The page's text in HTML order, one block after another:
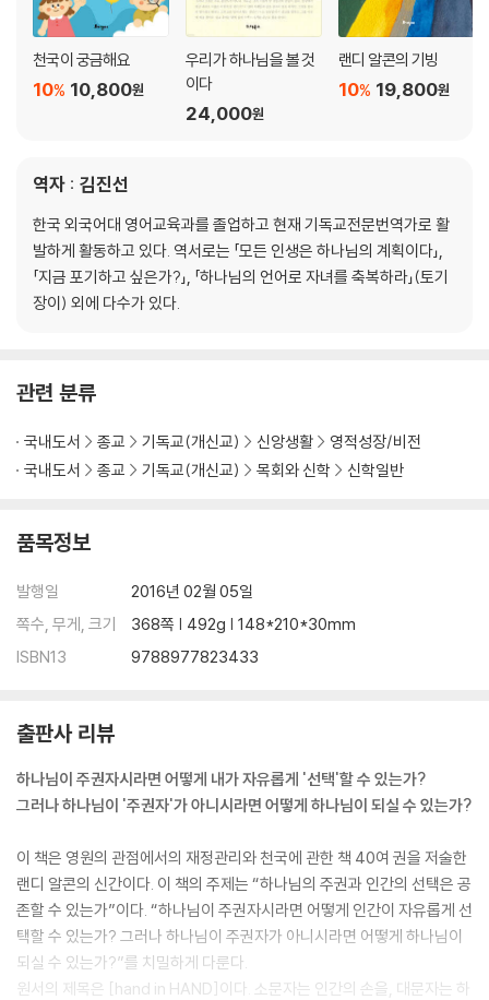
천국이 궁금해요
10,800원
10%
우리가 하나님을 볼 것
이다
24,000원
랜디 알콘의 기빙
19,800원
10%
역자 : 김진선
한국 외국어대 영어교육과를 졸업하고 현재 기독교전문번역가로 활
발하게 활동하고 있다. 역서로는 「모든 인생은 하나님의 계획이다」,
「지금 포기하고 싶은가?」, 「하나님의 언어로 자녀를 축복하라」(토기
장이) 외에 다수가 있다.
관련 분류
국내도서 종교 기독교(개신교) 신앙생활
영적성장/비전
국내도서
종교 기독교(개신교) 목회와 신학 신학일반
품목정보
발행일
2016년 02월 05일
쪽수, 무게, 크기
368쪽 | 492g | 148*210*30mm
ISBN13
9788977823433
출판사 리뷰
하나님이 주권자시라면 어떻게 내가 자유롭게 '선택'할 수 있는가?
그러나 하나님이 '주권자'가 아니시라면 어떻게 하나님이 되실 수 있는가?
이 책은 영원의 관점에서의 재정관리와 천국에 관한 책 40여 권을 저술한
랜디 알콘의 신간이다. 이 책의 주제는 “하나님의 주권과 인간의 선택은 공
존할 수 있는가”이다. “하나님이 주권자시라면 어떻게 인간이 자유롭게 선
택할 수 있는가? 그러나 하나님이 주권자가 아니시라면 어떻게 하나님이
되실 수 있는가?”를 치밀하게 다룬다.
원서의 제목은 [hand in HAND]이다. 소문자는 인간의 손을, 대문자는 하